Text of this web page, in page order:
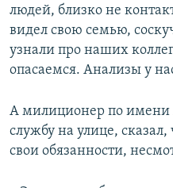
людей, близко не
видел свою семью,
узнали про наших
опасаемся. Анализы у
А милиционер по имени
службу на улице,
свои обязанности,